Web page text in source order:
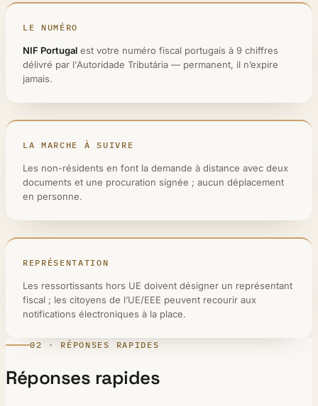
LE NUMÉRO
NIF Portugal est votre numéro fiscal portugais à 9 chiffres
délivré par l’Autoridade Tributária — permanent, il n’expire
jamais.
LA MARCHE À SUIVRE
Les non-résidents en font la demande à distance avec deux
documents et une procuration signée ; aucun déplacement
en personne.
REPRÉSENTATION
Les ressortissants hors UE doivent désigner un représentant
fiscal ; les citoyens de l’UE/EEE peuvent recourir aux
notifications électroniques à la place.
02 · RÉPONSES RAPIDES
Réponses rapides